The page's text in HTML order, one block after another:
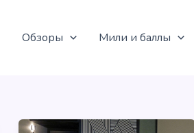
Обзоры Мили и баллы